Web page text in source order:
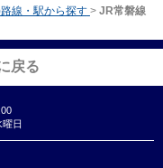
線・駅から探す > JR常磐線
戻る
日